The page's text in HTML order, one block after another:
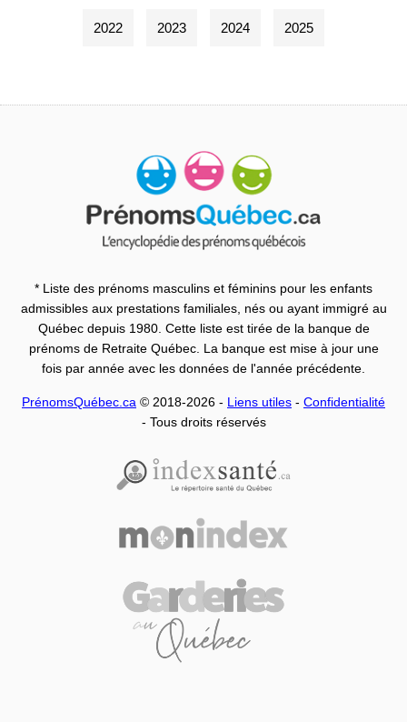
2022 2023 2024 2025
* Liste des prénoms masculins et féminins pour les enfants
admissibles aux prestations familiales, nés ou ayant immigré au
Québec depuis 1980. Cette liste est tirée de la banque de
prénoms de Retraite Québec. La banque est mise à jour une
fois par année avec les données de l'année précédente.
PrénomsQuébec.ca © 2018-2026 - Liens utiles - Confidentialité
- Tous droits réservés